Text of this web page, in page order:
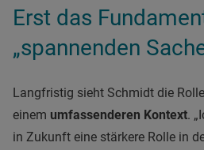
Erst das
„spannenden
Langfristig sieht Schmidt die
einem umfassenderen Kontext.
in Zukunft eine stärkere Rolle in